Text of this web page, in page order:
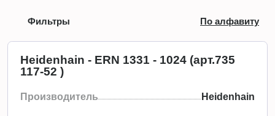
Фильтры По алфавиту
Heidenhain - ERN 1331 - 1024 (арт.735
117-52 )
Производитель Heidenhain